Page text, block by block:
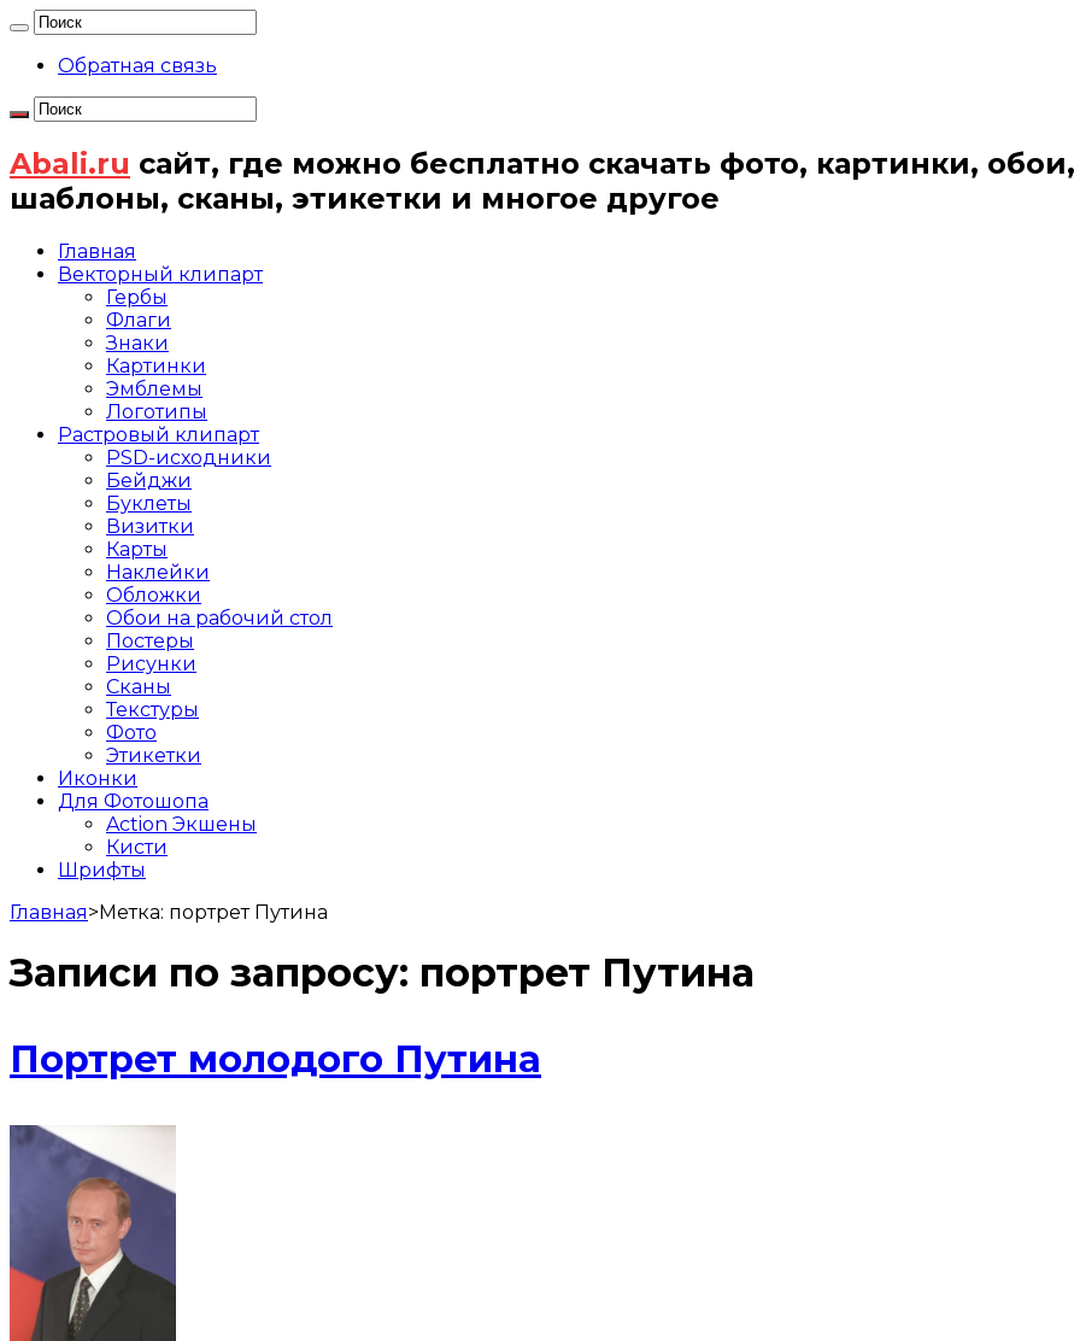
Обратная связь
Abali.ru сайт, где можно бесплатно скачать фото, картинки,
шаблоны, сканы, этикетки и многое другое
Главная
Векторный клипарт
Гербы
Флаги
Знаки
Картинки
Эмблемы
Логотипы
Растровый клипарт
PSD-исходники
Бейджи
Буклеты
Визитки
Карты
Наклейки
Обложки
Обои на рабочий стол
Постеры
Рисунки
Сканы
Текстуры
Фото
Этикетки
Иконки
Для Фотошопа
Action Экшены
Кисти
Шрифты
Главная>Метка: портрет Путина
Записи по запросу: портрет Путина
Портрет молодого Путина